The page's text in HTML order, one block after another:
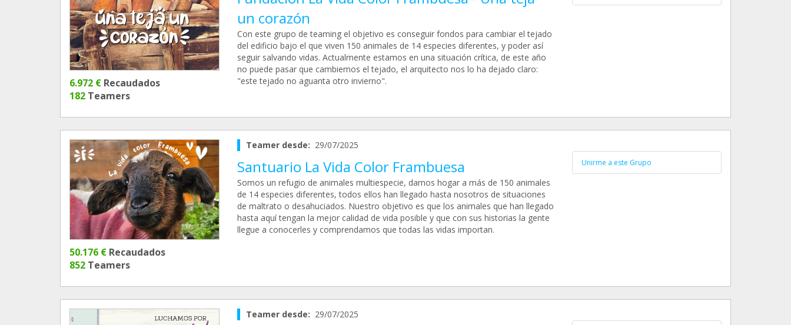
6.972 € Recaudados
182 Teamers
un corazón
Con este grupo de teaming el objetivo es conseguir fondos para cambiar el tejado
del edificio bajo el que viven 150 animales de 14 especies diferentes, y poder así
seguir salvando vidas. Actualmente estamos en una situación crítica, de este año
no puede pasar que cambiemos el tejado, el arquitecto nos lo ha dejado claro:
"este tejado no aguanta otro invierno".
50.176 € Recaudados
852 Teamers
Teamer desde: 29/07/2025
Santuario La Vida Color Frambuesa
Somos un refugio de animales multiespecie, damos hogar a más de 150 animales
de 14 especies diferentes, todos ellos han llegado hasta nosotros de situaciones
de maltrato o desahuciados. Nuestro objetivo es que los animales que han llegado
hasta aquí tengan la mejor calidad de vida posible y que con sus historias la gente
llegue a conocerles y comprendamos que todas las vidas importan.
Unirme a este Grupo
Teamer desde: 29/07/2025